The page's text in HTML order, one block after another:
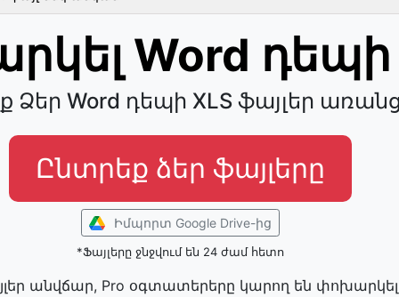
Word դեպի
Word դեպի XLS ֆայլեր
Ընտրեք ձեր ֆայլերը
Իմպորտ Google Drive-ից
*Ֆայլերը ջնջվում են 24 ժամ հետո
անվճար, Pro օգտատերերը կարող են փոխարկել